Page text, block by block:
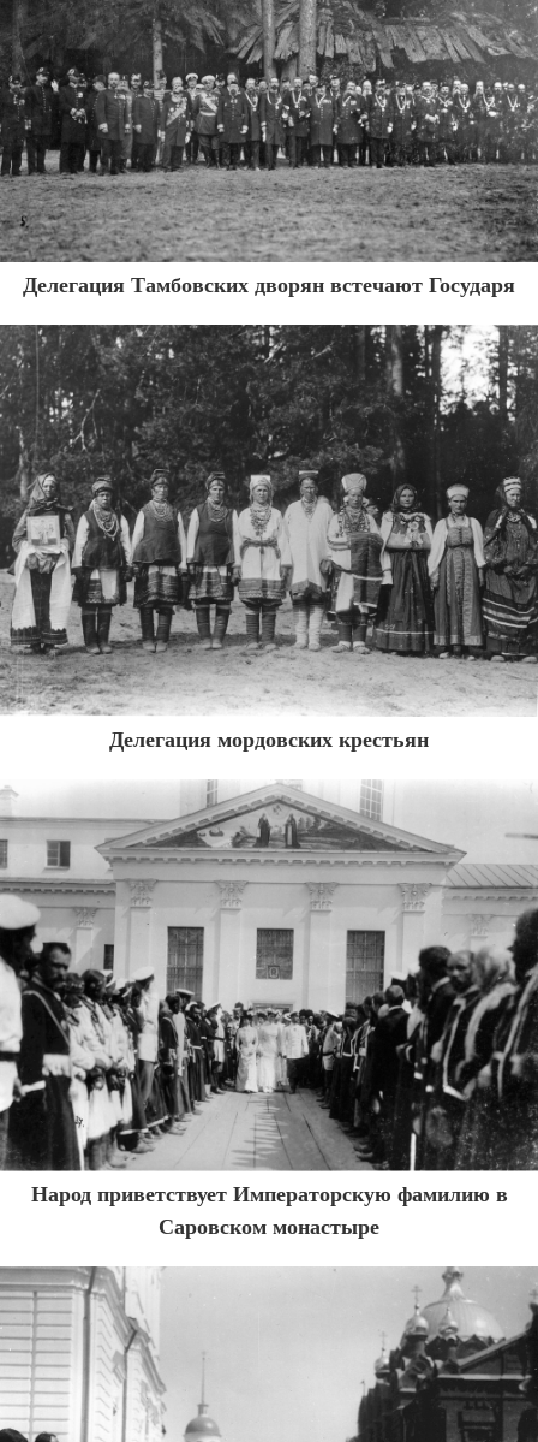
Делегация Тамбовских дворян встечают Государя
Делегация мордовских крестьян
Народ приветствует Императорскую фамилию в
Саровском монастыре